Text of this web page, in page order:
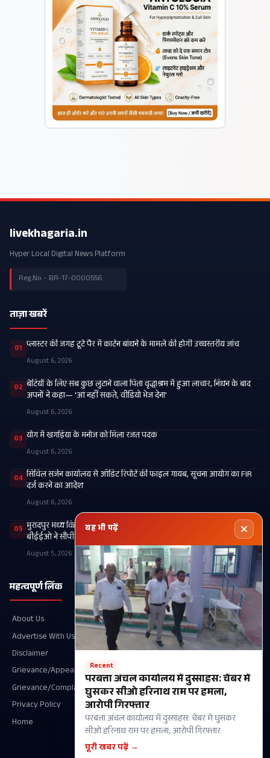
livekhagaria.in
Hyper Local Digital News Platform
Reg.No. - BR-17-0000556
ताज़ा खबरें
01 प्लास्टर की जगह टूटे पैर में कार्टन बांधने के मामले की होगी उच्चस्तरीय जांच
August 6, 2026
02 बेटियों के लिए सब कुछ लुटाने वाला पिता वृद्धाश्रम में हुआ लाचार, निधन के बाद
अपनों ने कहा— ‘आ नहीं सकते, वीडियो भेज देना’
August 6, 2026
03 ​योग में खगड़िया के मनोज को मिला रजत पदक
August 6, 2026
04 सिविल सर्जन कार्यालय से ऑडिट रिपोर्ट की फाइल गायब, सूचना आयोग का FIR
दर्ज करने का आदेश
August 6, 2026
05 मुरादपुर मध्य विद्यालय में एमडीएम किचन व वित्तीय अनियमितता की जांच,
बीईईओ ने सौंपी रिपोर्ट
August 5, 2026
महत्वपूर्ण लिंक
About Us
Advertise With Us
Disclaimer
Grievance/Appeal Details
Grievance/Complaint
Privacy Policy
Home
श्रेणियाँ
Recent
खगड़िया
परबत्ता
राजनीति
गोगरी
मानसी
यह भी पढ़ें
Recent
परबत्ता अंचल कार्यालय में दुस्साहस: चेंबर में
घुसकर सीओ हरिनाथ राम पर हमला,
आरोपी गिरफ्तार
परबत्ता अंचल कार्यालय में दुस्साहस: चेंबर में घुसकर
सीओ हरिनाथ राम पर हमला, आरोपी गिरफ्तार
पूरी खबर पढ़ें →